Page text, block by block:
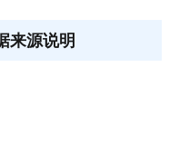
来源说明